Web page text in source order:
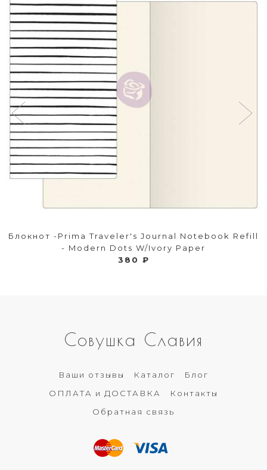
Блокнот -Prima Traveler's Journal Notebook Refill
- Modern Dots W/Ivory Paper
380 ₽
Совушка Славия
Ваши отзывы Каталог
Блог
ОПЛАТА и ДОСТАВКА
Контакты
Обратная связь